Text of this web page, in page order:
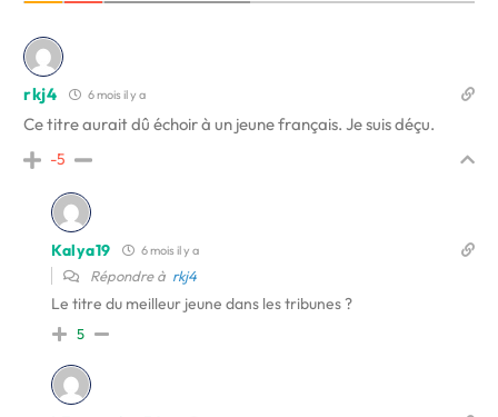
rkj4 6 mois il y a
Ce titre aurait dû échoir à un jeune français. Je suis déçu.
-5
Kalya19 6 mois il y a
Répondre à rkj4
Le titre du meilleur jeune dans les tribunes ?
5